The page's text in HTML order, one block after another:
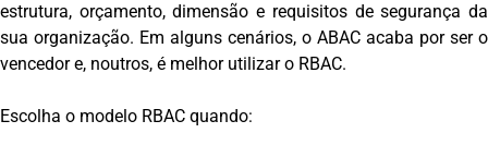
estrutura, orçamento, dimensão e requisitos de segurança da
sua organização. Em alguns cenários, o ABAC acaba por ser o
vencedor e, noutros, é melhor utilizar o RBAC.
Escolha o modelo RBAC quando: